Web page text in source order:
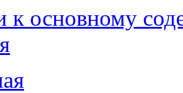
к основному